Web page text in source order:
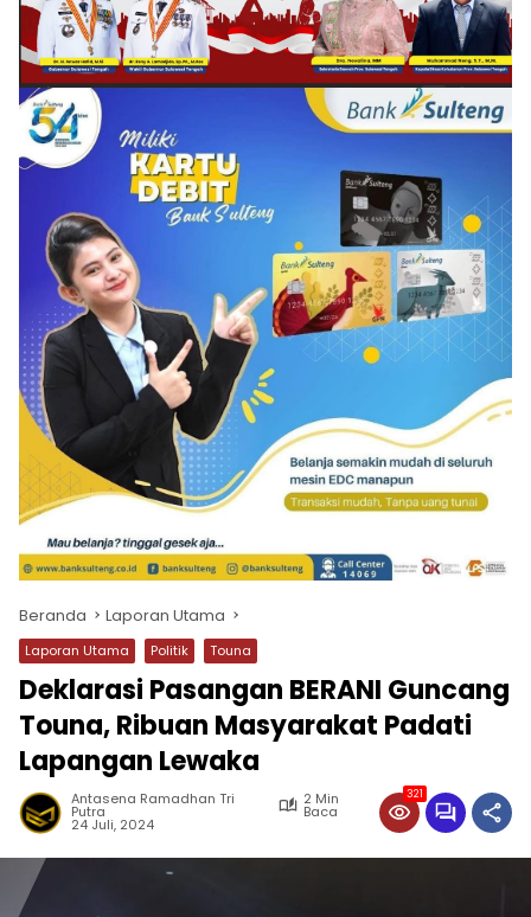
Beranda Laporan Utama
Laporan Utama Politik Touna
Deklarasi Pasangan BERANI Guncang
Touna, Ribuan Masyarakat Padati
Lapangan Lewaka
Antasena Ramadhan Tri
Putra
2 Min
Baca
24 Juli, 2024
321